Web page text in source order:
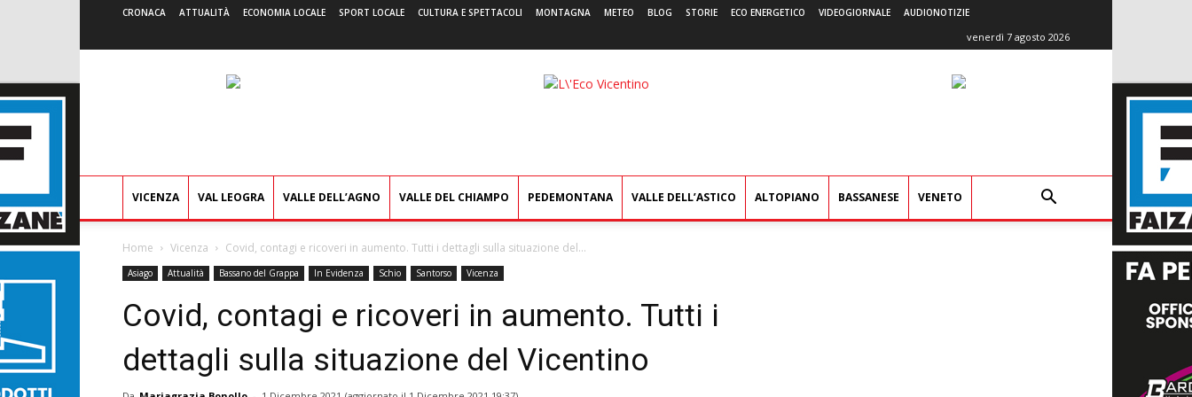
CRONACA ATTUALITÀ ECONOMIA LOCALE SPORT LOCALE CULTURA E SPETTACOLI MONTAGNA METEO BLOG STORIE ECO ENERGETICO VIDEOGIORNALE AUDIONOTIZIE
venerdì 7 agosto 2026
L'Eco
VICENZA VAL LEOGRA VALLE DELL’AGNO VALLE DEL CHIAMPO PEDEMONTANA VALLE DELL’ASTICO ALTOPIANO BASSANESE VENETO
Home Vicenza Covid, contagi e ricoveri in aumento. Tutti i dettagli sulla situazione del...
Asiago Attualità Bassano del Grappa In Evidenza Schio Santorso Vicenza
Covid, contagi e ricoveri in aumento. Tutti i
dettagli sulla situazione del Vicentino